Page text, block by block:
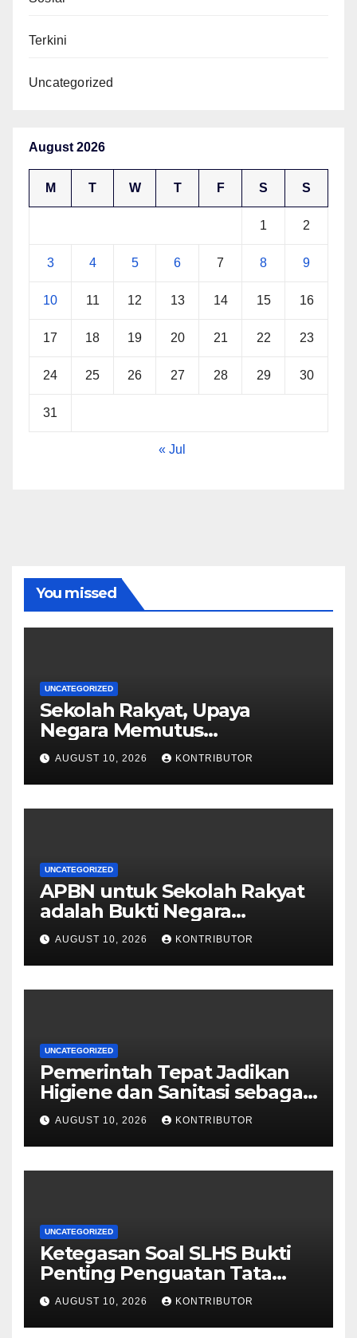
Terkini
Uncategorized
August 2026
M T W T F S S
1 2
3 4 5 6 7 8 9
10 11 12 13 14 15 16
17 18 19 20 21 22 23
24 25 26 27 28 29 30
31
« Jul
You missed
UNCATEGORIZED
Sekolah Rakyat, Upaya
Negara Memutus
Kemiskinan Antargenerasi
AUGUST 10, 2026 KONTRIBUTOR
UNCATEGORIZED
APBN untuk Sekolah Rakyat
adalah Bukti Negara
Berpihak pada Mobilitas
Sosial
AUGUST 10, 2026 KONTRIBUTOR
UNCATEGORIZED
Pemerintah Tepat Jadikan
Higiene dan Sanitasi sebagai
Syarat Mutlak MBG
AUGUST 10, 2026 KONTRIBUTOR
UNCATEGORIZED
Ketegasan Soal SLHS Bukti
Penting Penguatan Tata
Kelola Program Makan
Bergizi Gratis
AUGUST 10, 2026 KONTRIBUTOR